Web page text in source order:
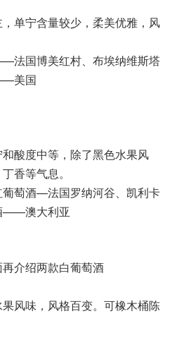
单宁含量较少，柔美优雅，风
法国博美红村、布埃纳维斯塔
美国
酸度中等，除了黑色水果风
香等气息。
萄酒—法国罗纳河谷、凯利卡
——澳大利亚
介绍两款白葡萄酒
风味，风格百变。可橡木桶陈